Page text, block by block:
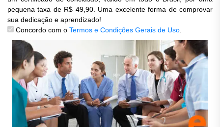
pequena taxa de R$ 49,90. Uma excelente forma de comprovar
sua dedicação e aprendizado!
Concordo com o Termos e Condições Gerais de Uso